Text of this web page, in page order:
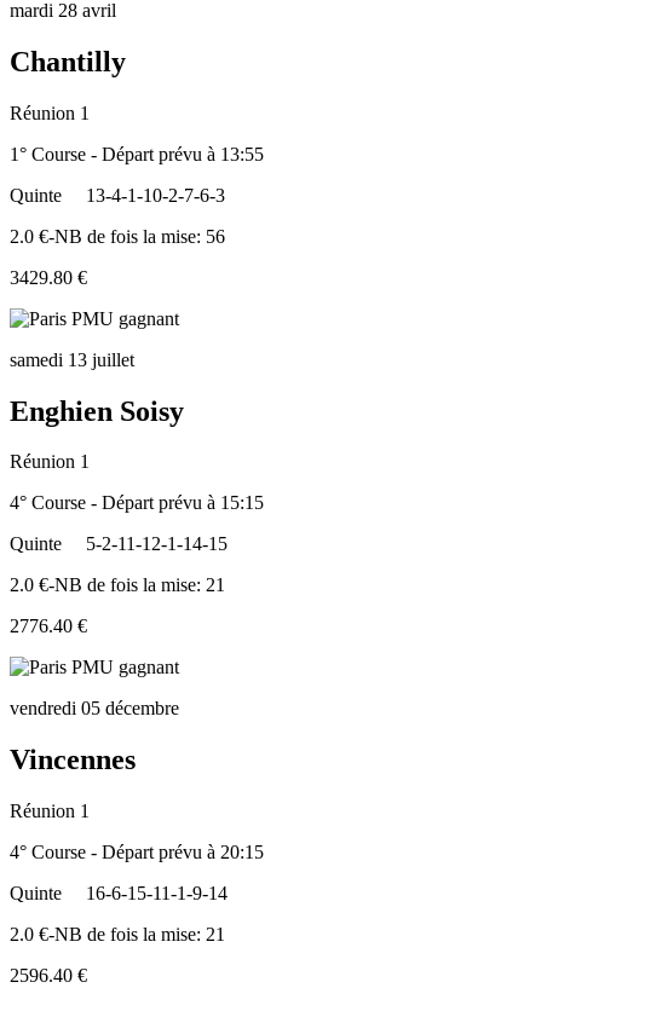
mardi 28 avril
Chantilly
Réunion 1
1° Course - Départ prévu à 13:55
Quinte
13-4-1-10-2-7-6-3
2.0 €-NB de fois la mise: 56
3429.80 €
samedi 13 juillet
Enghien Soisy
Réunion 1
4° Course - Départ prévu à 15:15
Quinte
5-2-11-12-1-14-15
2.0 €-NB de fois la mise: 21
2776.40 €
vendredi 05 décembre
Vincennes
Réunion 1
4° Course - Départ prévu à 20:15
Quinte
16-6-15-11-1-9-14
2.0 €-NB de fois la mise: 21
2596.40 €